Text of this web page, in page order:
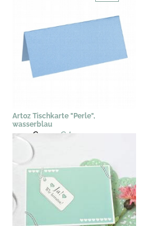
Artoz Tischkarte "Perle",
wasserblau
0,40 € 0,34 €*